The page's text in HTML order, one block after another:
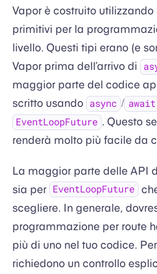
Vapor è costruito utilizzando
primitivi per la
livello. Questi tipi erano (e
Vapor prima dell’arrivo di
maggior parte del codice
scritto usando async / await
EventLoopFuture . Questo
renderà molto più facile da
La maggior parte delle API
sia per EventLoopFuture
scegliere. In generale,
programmazione per route
più di uno nel tuo codice.
richiedono un controllo